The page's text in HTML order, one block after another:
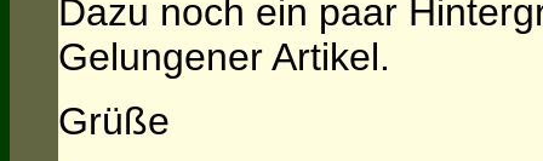
Dazu noch ein paar
Gelungener Artikel.
Grüße